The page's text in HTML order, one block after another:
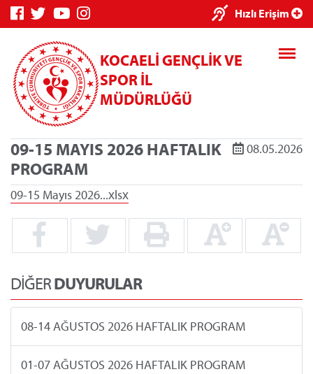
Hızlı Erişim
KOCAELİ GENÇLİK VE
SPOR İL
MÜDÜRLÜĞÜ
09-15 MAYIS 2026 HAFTALIK
PROGRAM
08.05.2026
09-15 Mayıs 2026...xlsx
DİĞERDUYURULAR
08-14 AĞUSTOS 2026 HAFTALIK PROGRAM
01-07 AĞUSTOS 2026 HAFTALIK PROGRAM
×
Genç Bilgi
Sistemi
Spor Bilgi
Kredi/Yurt
Ödeme